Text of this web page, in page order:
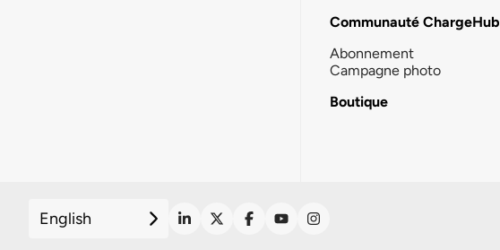
Communauté ChargeHub
Abonnement
Campagne photo
Boutique
English